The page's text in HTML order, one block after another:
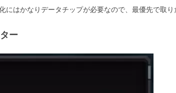
にはかなりデータチップが必要なので、最優先で取り
ー